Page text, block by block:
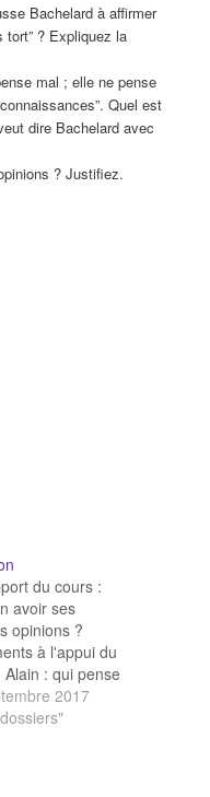
Bachelard à affirmer
tort” ? Expliquez la
mal ; elle ne pense
Quel est
dire Bachelard avec
? Justifiez.
du cours :
avoir ses
opinions ?
à l'appui du
Alain : qui pense
?
: Faut-il
2017